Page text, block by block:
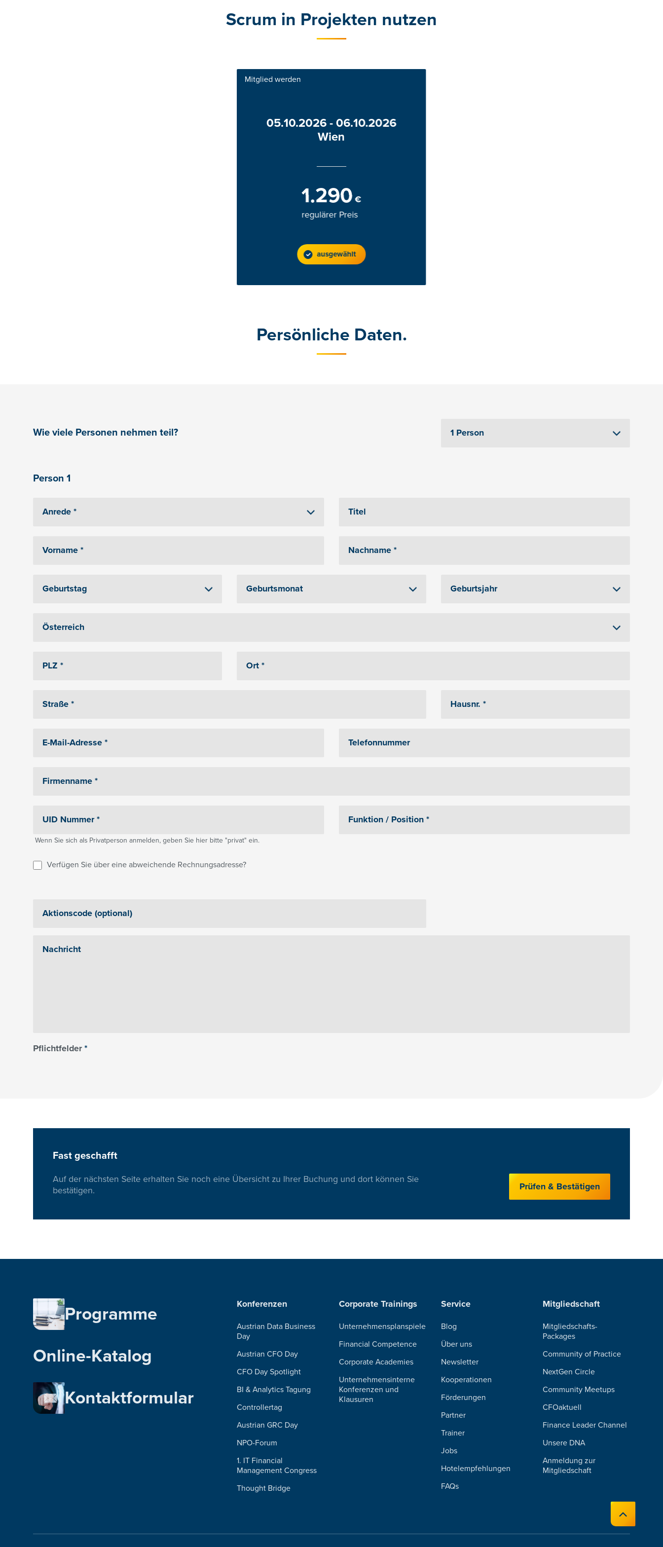
Scrum in Projekten nutzen
Mitglied werden
05.10.2026 - 06.10.2026
Wien
1.290 €
regulärer Preis
ausgewählt
Persönliche Daten.
Wie viele Personen nehmen teil?
Person 1
Wenn Sie sich als Privatperson anmelden, geben Sie hier bitte "privat" ein.
Verfügen Sie über eine abweichende Rechnungsadresse?
Pflichtfelder*
Fast geschafft
Auf der nächsten Seite erhalten Sie noch eine Übersicht zu Ihrer Buchung und dort können Sie
bestätigen.
Prüfen & Bestätigen
Programme
Online-Katalog
Kontaktformular
Konferenzen
Austrian Data Business
Day
Austrian CFO Day
CFO Day Spotlight
BI & Analytics Tagung
Controllertag
Austrian GRC Day
NPO-Forum
1. IT Financial
Management Congress
Thought Bridge
Corporate Trainings
Unternehmensplanspiele
Financial Competence
Corporate Academies
Unternehmensinterne
Konferenzen und
Klausuren
Service
Blog
Über uns
Newsletter
Kooperationen
Förderungen
Partner
Trainer
Jobs
Hotelempfehlungen
FAQs
Mitgliedschaft
Mitgliedschafts-
Packages
Community of Practice
NextGen Circle
Community Meetups
CFOaktuell
Finance Leader Channel
Unsere DNA
Anmeldung zur
Mitgliedschaft